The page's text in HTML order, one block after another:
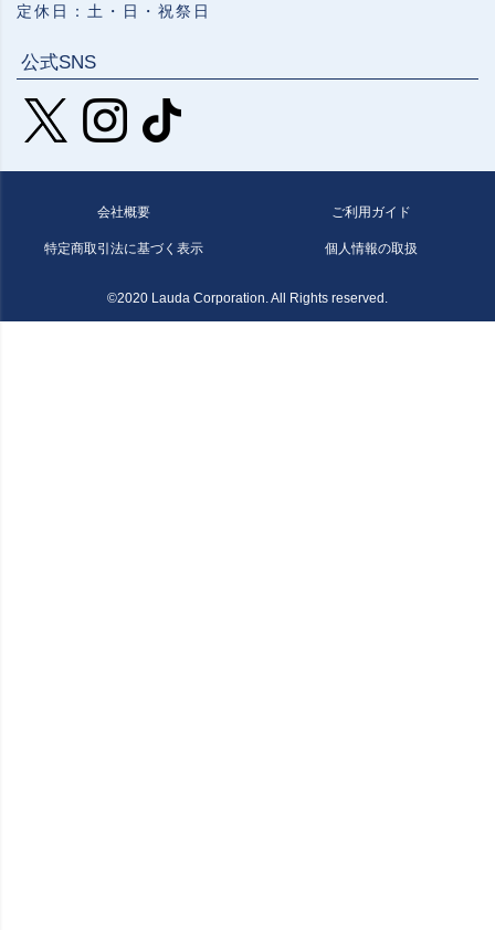
定休日：土・日・祝祭日
公式SNS
会社概要 ご利用ガイド
特定商取引法に基づく表示 個人情報の取扱
©2020 Lauda Corporation. All Rights reserved.